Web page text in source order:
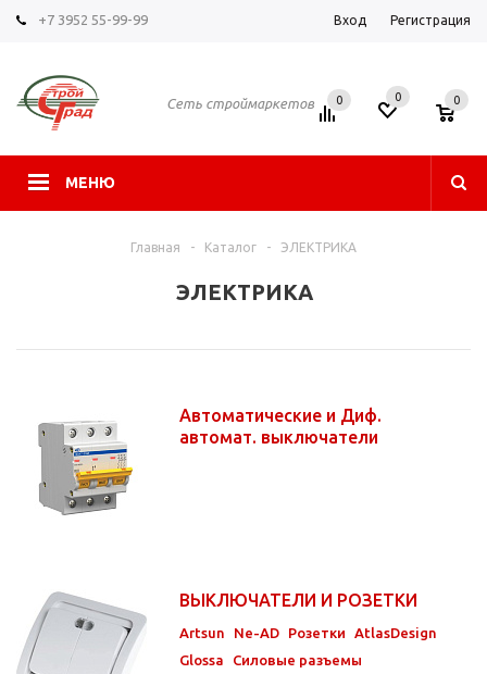
+7 3952 55-99-99 Вход Регистрация
Сеть строймаркетов
МЕНЮ
0 0 0
Главная - Каталог - ЭЛЕКТРИКА
ЭЛЕКТРИКА
Автоматические и Диф.
автомат. выключатели
ВЫКЛЮЧАТЕЛИ И РОЗЕТКИ
Artsun Ne-AD Розетки
AtlasDesign
Glossa
Силовые разъемы